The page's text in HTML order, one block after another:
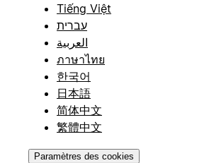
Tiếng Việt
עברית
العربية
ภาษาไทย
한국어
日本語
简体中文
繁體中文
Paramètres des cookies